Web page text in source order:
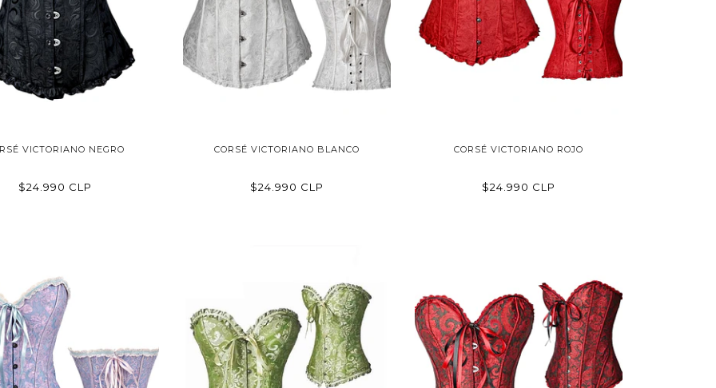
VICTORIANO NEGRO
$24.990 CLP
CORSÉ VICTORIANO BLANCO
$24.990 CLP
CORSÉ VICTORIANO ROJO
$24.990 CLP